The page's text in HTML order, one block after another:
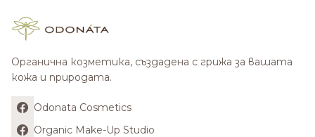
Органична козметика, създадена с грижа за вашата
кожа и природата.
Odonata Cosmetics
Organic Make-Up Studio